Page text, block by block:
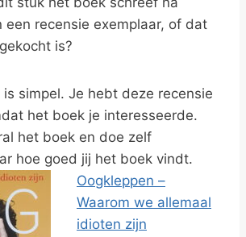
een recensie exemplaar, of dat
is?
simpel. Je hebt deze recensie
het boek je interesseerde.
het boek en doe zelf
hoe goed jij het boek vindt.
Oogkleppen –
Waarom we allemaal
idioten zijn